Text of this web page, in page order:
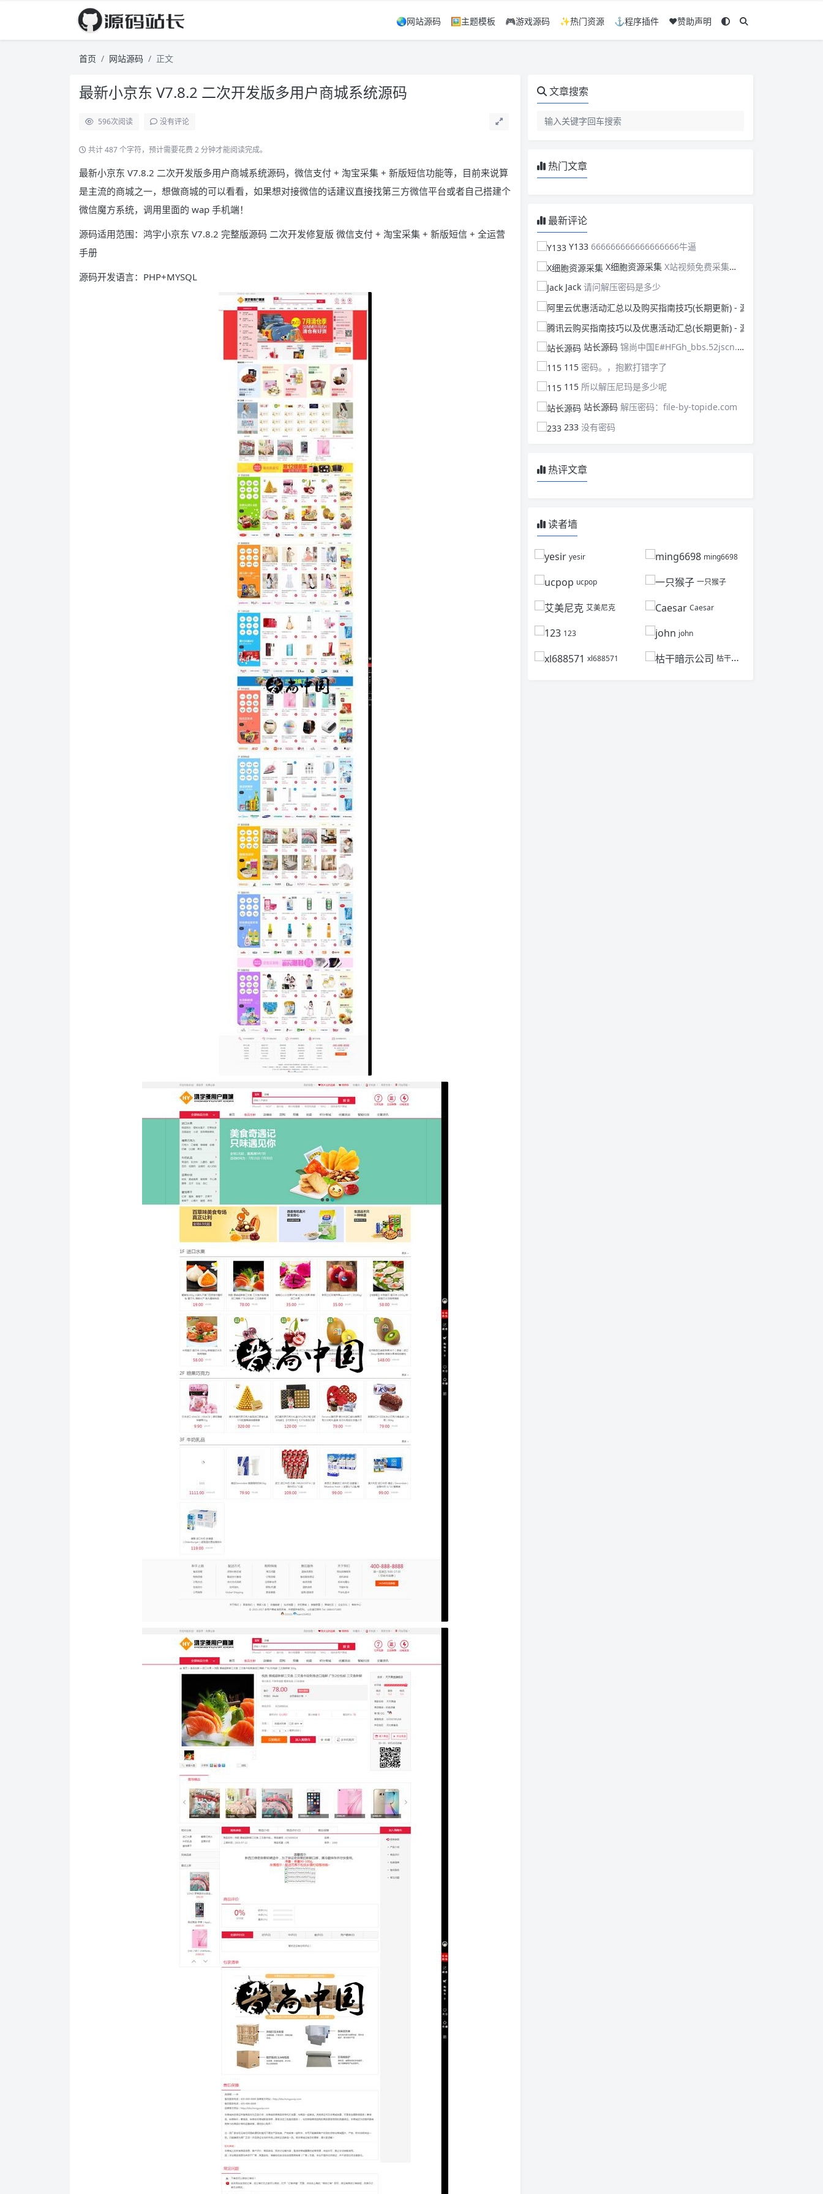
🌏网站源码 🖼️主题模板 🎮游戏源码 ✨热门资源 ⚓程序插件 ❤️赞助声明
首页 网站源码 正文
最新小京东 V7.8.2 二次开发版多用户商城系统源码
596次阅读 没有评论
共计 487 个字符，预计需要花费 2 分钟才能阅读完成。
最新小京东 V7.8.2 二次开发版多用户商城系统源码，微信支付 + 淘宝采集 + 新版短信功能等，目前来说算
是主流的商城之一，想做商城的可以看看，如果想对接微信的话建议直接找第三方微信平台或者自己搭建个
微信魔方系统，调用里面的 wap 手机端！
源码适用范围：鸿宇小京东 V7.8.2 完整版源码 二次开发修复版 微信支付 + 淘宝采集 + 新版短信 + 全运营
手册
源码开发语言：PHP+MYSQL
文章搜索
热门文章
最新评论
Y133 666666666666666666牛逼
X细胞资源采集 X站视频免费采集，可以适配此CMS，含免费模板。有需要的站长可以看看xxibaozyw.com
Jack 请问解压密码是多少
站长源码 锦尚中国E#HFGh_bbs.52jscn.comEYzhibo8
115 密码。，抱歉打错字了
115 所以解压尼玛是多少呢
站长源码 解压密码：file-by-topide.com
233 没有密码
热评文章
读者墙
yesir ming6698
ucpop 一只猴子
艾美尼克 Caesar
123 john
xl688571 枯干暗示公司